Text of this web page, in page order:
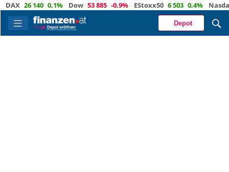
26 140 0,1% Dow 53 885 -0,9% EStoxx50 6 503 0,4% Nasdaq
Depot